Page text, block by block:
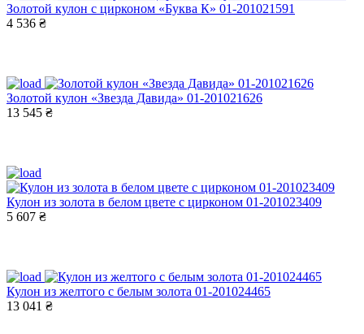
Золотой кулон с цирконом «Буква К» 01-201021591
4 536 ₴
Золотой кулон «Звезда Давида» 01-201021626
13 545 ₴
Кулон из золота в белом цвете с цирконом 01-201023409
5 607 ₴
Кулон из желтого с белым золота 01-201024465
13 041 ₴